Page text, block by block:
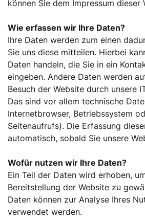
können Sie dem Impressum dieser
Wie erfassen wir Ihre Daten?
Ihre Daten werden zum einen
Sie uns diese mitteilen. Hierbei
Daten handeln, die Sie in ein
eingeben. Andere Daten werden
Besuch der Website durch unsere
Das sind vor allem technische
Internetbrowser, Betriebssystem
Seitenaufrufs). Die Erfassung
automatisch, sobald Sie unsere
Wofür nutzen wir Ihre Daten?
Ein Teil der Daten wird erhoben,
Bereitstellung der Website zu
Daten können zur Analyse Ihres
verwendet werden.